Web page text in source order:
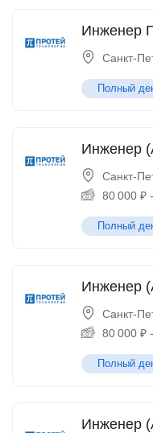
Инженер
Санкт-
Полный
Инженер
Санкт-
80 000 ₽ -
Полный
Инженер
Санкт-
80 000 ₽ -
Полный
Инженер